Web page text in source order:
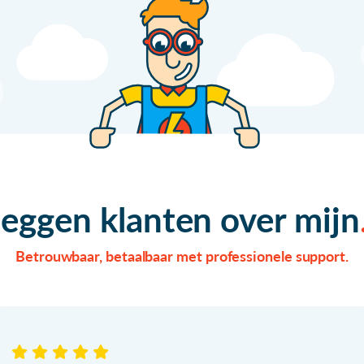
klanten over mijn
Betrouwbaar, betaalbaar met professionele support.